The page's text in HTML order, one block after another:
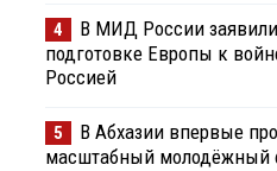
4
В МИД России
подготовке Европы к
Россией
5
В Абхазии впервые
масштабный молодёжный